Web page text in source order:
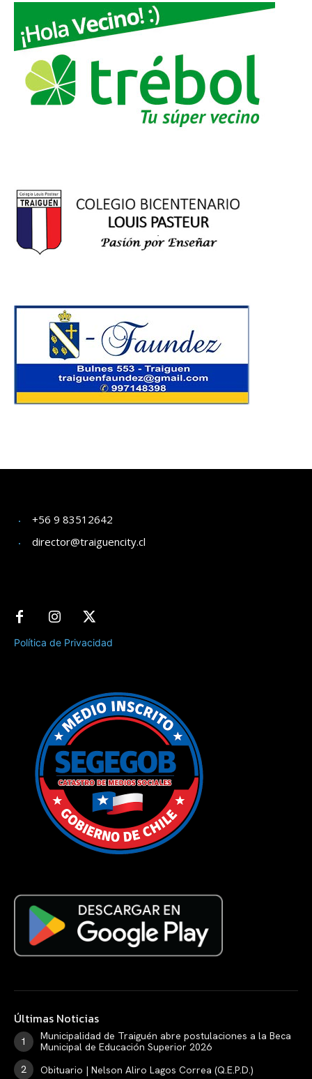
+56 9 83512642
director@traiguencity.cl
Política de Privacidad
Últimas Noticias
Municipalidad de Traiguén abre postulaciones a la Beca
Municipal de Educación Superior 2026
Obituario | Nelson Aliro Lagos Correa (Q.E.P.D.)